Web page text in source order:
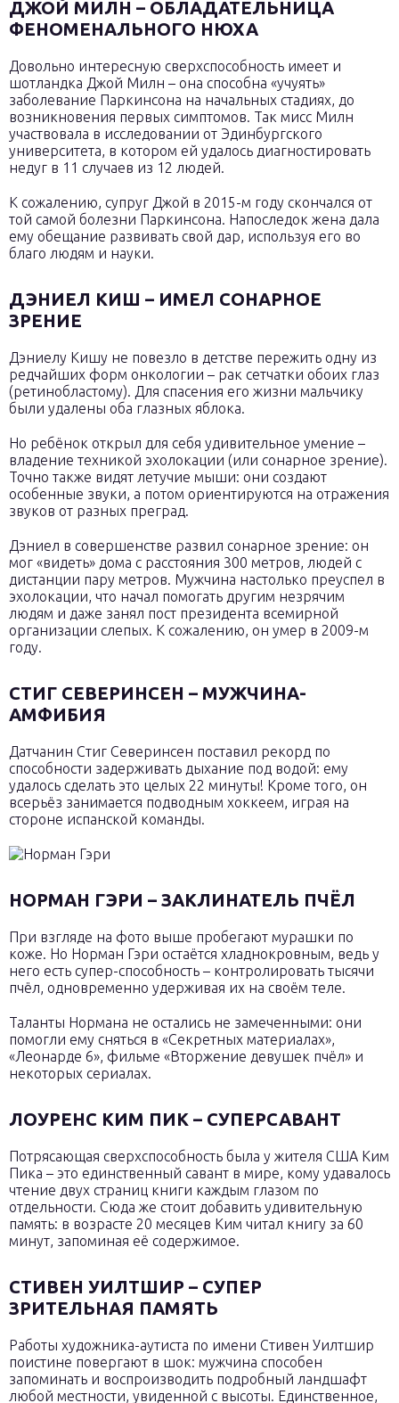
ДЖОЙ МИЛН – ОБЛАДАТЕЛЬНИЦА
ФЕНОМЕНАЛЬНОГО НЮХА
Довольно интересную сверхспособность имеет и
шотландка Джой Милн – она способна «учуять»
заболевание Паркинсона на начальных стадиях, до
возникновения первых симптомов. Так мисс Милн
участвовала в исследовании от Эдинбургского
университета, в котором ей удалось диагностировать
недуг в 11 случаев из 12 людей.
К сожалению, супруг Джой в 2015-м году скончался от
той самой болезни Паркинсона. Напоследок жена дала
ему обещание развивать свой дар, используя его во
благо людям и науки.
ДЭНИЕЛ КИШ – ИМЕЛ СОНАРНОЕ
ЗРЕНИЕ
Дэниелу Кишу не повезло в детстве пережить одну из
редчайших форм онкологии – рак сетчатки обоих глаз
(ретинобластому). Для спасения его жизни мальчику
были удалены оба глазных яблока.
Но ребёнок открыл для себя удивительное умение –
владение техникой эхолокации (или сонарное зрение).
Точно также видят летучие мыши: они создают
особенные звуки, а потом ориентируются на отражения
звуков от разных преград.
Дэниел в совершенстве развил сонарное зрение: он
мог «видеть» дома с расстояния 300 метров, людей с
дистанции пару метров. Мужчина настолько преуспел в
эхолокации, что начал помогать другим незрячим
людям и даже занял пост президента всемирной
организации слепых. К сожалению, он умер в 2009-м
году.
СТИГ СЕВЕРИНСЕН – МУЖЧИНА-
АМФИБИЯ
Датчанин Стиг Северинсен поставил рекорд по
способности задерживать дыхание под водой: ему
удалось сделать это целых 22 минуты! Кроме того, он
всерьёз занимается подводным хоккеем, играя на
стороне испанской команды.
НОРМАН ГЭРИ – ЗАКЛИНАТЕЛЬ ПЧЁЛ
При взгляде на фото выше пробегают мурашки по
коже. Но Норман Гэри остаётся хладнокровным, ведь у
него есть супер-способность – контролировать тысячи
пчёл, одновременно удерживая их на своём теле.
Таланты Нормана не остались не замеченными: они
помогли ему сняться в «Секретных материалах»,
«Леонарде 6», фильме «Вторжение девушек пчёл» и
некоторых сериалах.
ЛОУРЕНС КИМ ПИК – СУПЕРСАВАНТ
Потрясающая сверхспособность была у жителя США Ким
Пика – это единственный савант в мире, кому удавалось
чтение двух страниц книги каждым глазом по
отдельности. Сюда же стоит добавить удивительную
память: в возрасте 20 месяцев Ким читал книгу за 60
минут, запоминая её содержимое.
СТИВЕН УИЛТШИР – СУПЕР
ЗРИТЕЛЬНАЯ ПАМЯТЬ
Работы художника-аутиста по имени Стивен Уилтшир
поистине повергают в шок: мужчина способен
запоминать и воспроизводить подробный ландшафт
любой местности, увиденной с высоты. Единственное,